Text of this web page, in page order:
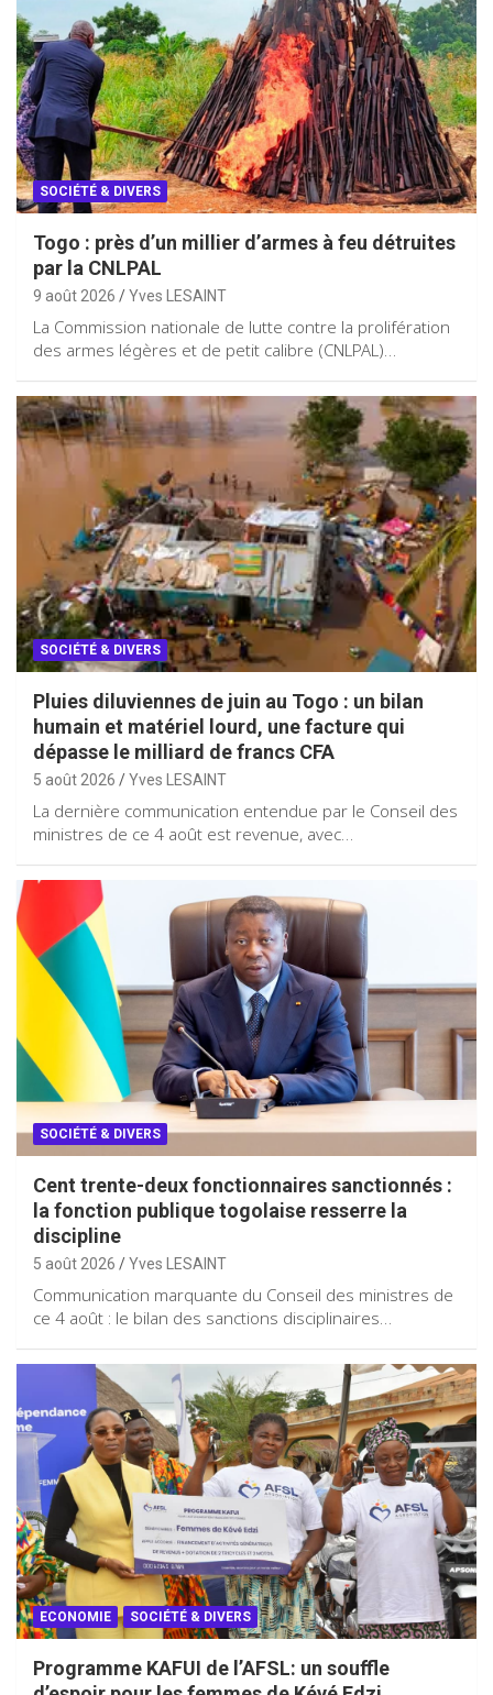
SOCIÉTÉ & DIVERS
Togo : près d’un millier d’armes à feu détruites
par la CNLPAL
9 août 2026 Yves LESAINT
La Commission nationale de lutte contre la prolifération
des armes légères et de petit calibre (CNLPAL)…
SOCIÉTÉ & DIVERS
Pluies diluviennes de juin au Togo : un bilan
humain et matériel lourd, une facture qui
dépasse le milliard de francs CFA
5 août 2026 Yves LESAINT
La dernière communication entendue par le Conseil des
ministres de ce 4 août est revenue, avec…
SOCIÉTÉ & DIVERS
Cent trente-deux fonctionnaires sanctionnés :
la fonction publique togolaise resserre la
discipline
5 août 2026 Yves LESAINT
Communication marquante du Conseil des ministres de
ce 4 août : le bilan des sanctions disciplinaires…
ECONOMIE SOCIÉTÉ & DIVERS
Programme KAFUI de l’AFSL: un souffle